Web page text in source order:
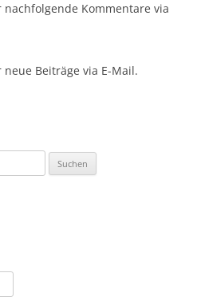
Kommentare via
Beiträge via E-Mail.